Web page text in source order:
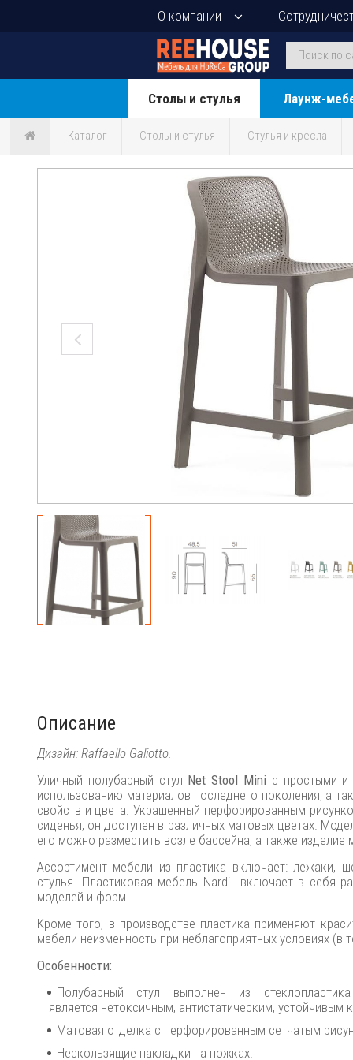
О компании
Столы и стулья Лаунж-
Каталог Столы и стулья Стулья и кресла
Описание
Дизайн: Raffaello Galiotto.
Уличный полубарный стул Net Stool Mini с простыми и
использованию материалов последнего поколения, а
свойств и цвета. Украшенный перфорированным
сиденья, он доступен в различных матовых цветах.
его можно разместить возле бассейна, а также
Ассортимент мебели из пластика включает: лежаки,
стулья. Пластиковая мебель Nardi включает в себя
моделей и форм.
Кроме того, в производстве пластика применяют
мебели неизменность при неблагоприятных условиях (в
Особенности:
Полубарный стул выполнен из
является нетоксичным, антистатическим,
Матовая отделка с перфорированным сетчатым
Нескользящие накладки на ножках.